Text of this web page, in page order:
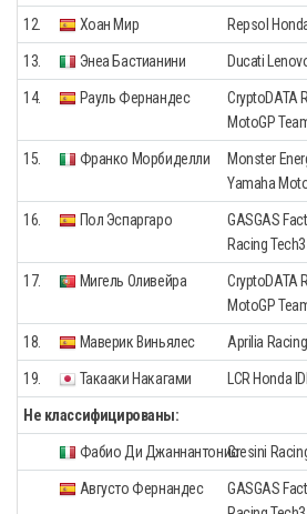
12. Хоан Мир Repsol
13. Энеа Бастианини Ducati
14. Рауль Фернандес
CryptoDATA
MotoGP
15. Франко Морбиделли
Monster
Yamaha
16. Пол Эспаргаро
GASGAS
Racing Tech3
17. Мигель Оливейра
CryptoDATA
MotoGP
18. Маверик Виньялес Aprilia Racing
19. Такааки Накагами LCR Honda
Не классифицированы:
Фабио Ди ДжаннантониоGresini
Августо Фернандес
GASGAS